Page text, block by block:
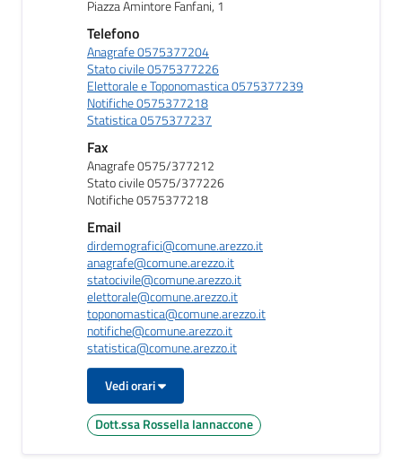
Piazza Amintore Fanfani, 1
Telefono
Anagrafe 0575377204
Stato civile 0575377226
Elettorale e Toponomastica 0575377239
Notifiche 0575377218
Statistica 0575377237
Fax
Anagrafe 0575/377212
Stato civile 0575/377226
Notifiche 0575377218
Email
dirdemografici@comune.arezzo.it
anagrafe@comune.arezzo.it
statocivile@comune.arezzo.it
elettorale@comune.arezzo.it
toponomastica@comune.arezzo.it
notifiche@comune.arezzo.it
statistica@comune.arezzo.it
Vedi orari
Dott.ssa Rossella Iannaccone